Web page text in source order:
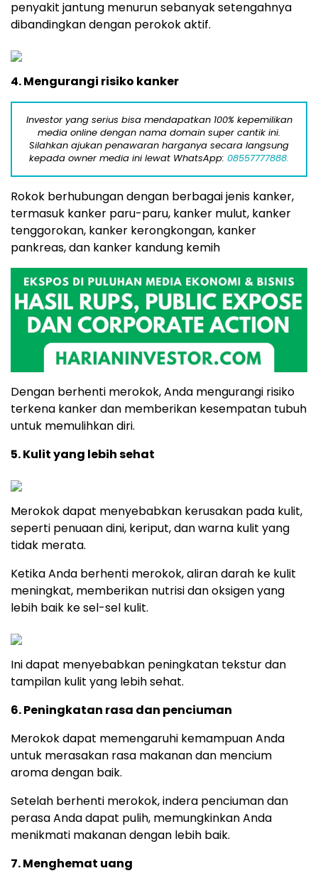
penyakit jantung menurun sebanyak setengahnya
dibandingkan dengan perokok aktif.
4. Mengurangi risiko kanker
Investor yang serius bisa mendapatkan 100% kepemilikan
media online dengan nama domain super cantik ini.
Silahkan ajukan penawaran harganya secara langsung
kepada owner media ini lewat WhatsApp: 08557777888.
Rokok berhubungan dengan berbagai jenis kanker,
termasuk kanker paru-paru, kanker mulut, kanker
tenggorokan, kanker kerongkongan, kanker
pankreas, dan kanker kandung kemih
Dengan berhenti merokok, Anda mengurangi risiko
terkena kanker dan memberikan kesempatan tubuh
untuk memulihkan diri.
5. Kulit yang lebih sehat
Merokok dapat menyebabkan kerusakan pada kulit,
seperti penuaan dini, keriput, dan warna kulit yang
tidak merata.
Ketika Anda berhenti merokok, aliran darah ke kulit
meningkat, memberikan nutrisi dan oksigen yang
lebih baik ke sel-sel kulit.
Ini dapat menyebabkan peningkatan tekstur dan
tampilan kulit yang lebih sehat.
6. Peningkatan rasa dan penciuman
Merokok dapat memengaruhi kemampuan Anda
untuk merasakan rasa makanan dan mencium
aroma dengan baik.
Setelah berhenti merokok, indera penciuman dan
perasa Anda dapat pulih, memungkinkan Anda
menikmati makanan dengan lebih baik.
7. Menghemat uang